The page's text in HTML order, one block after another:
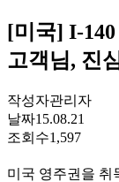
[미국] I-
고객님, 진
작성자관리자
날짜15.08.21
조회수1,597
미국 영주권을 취